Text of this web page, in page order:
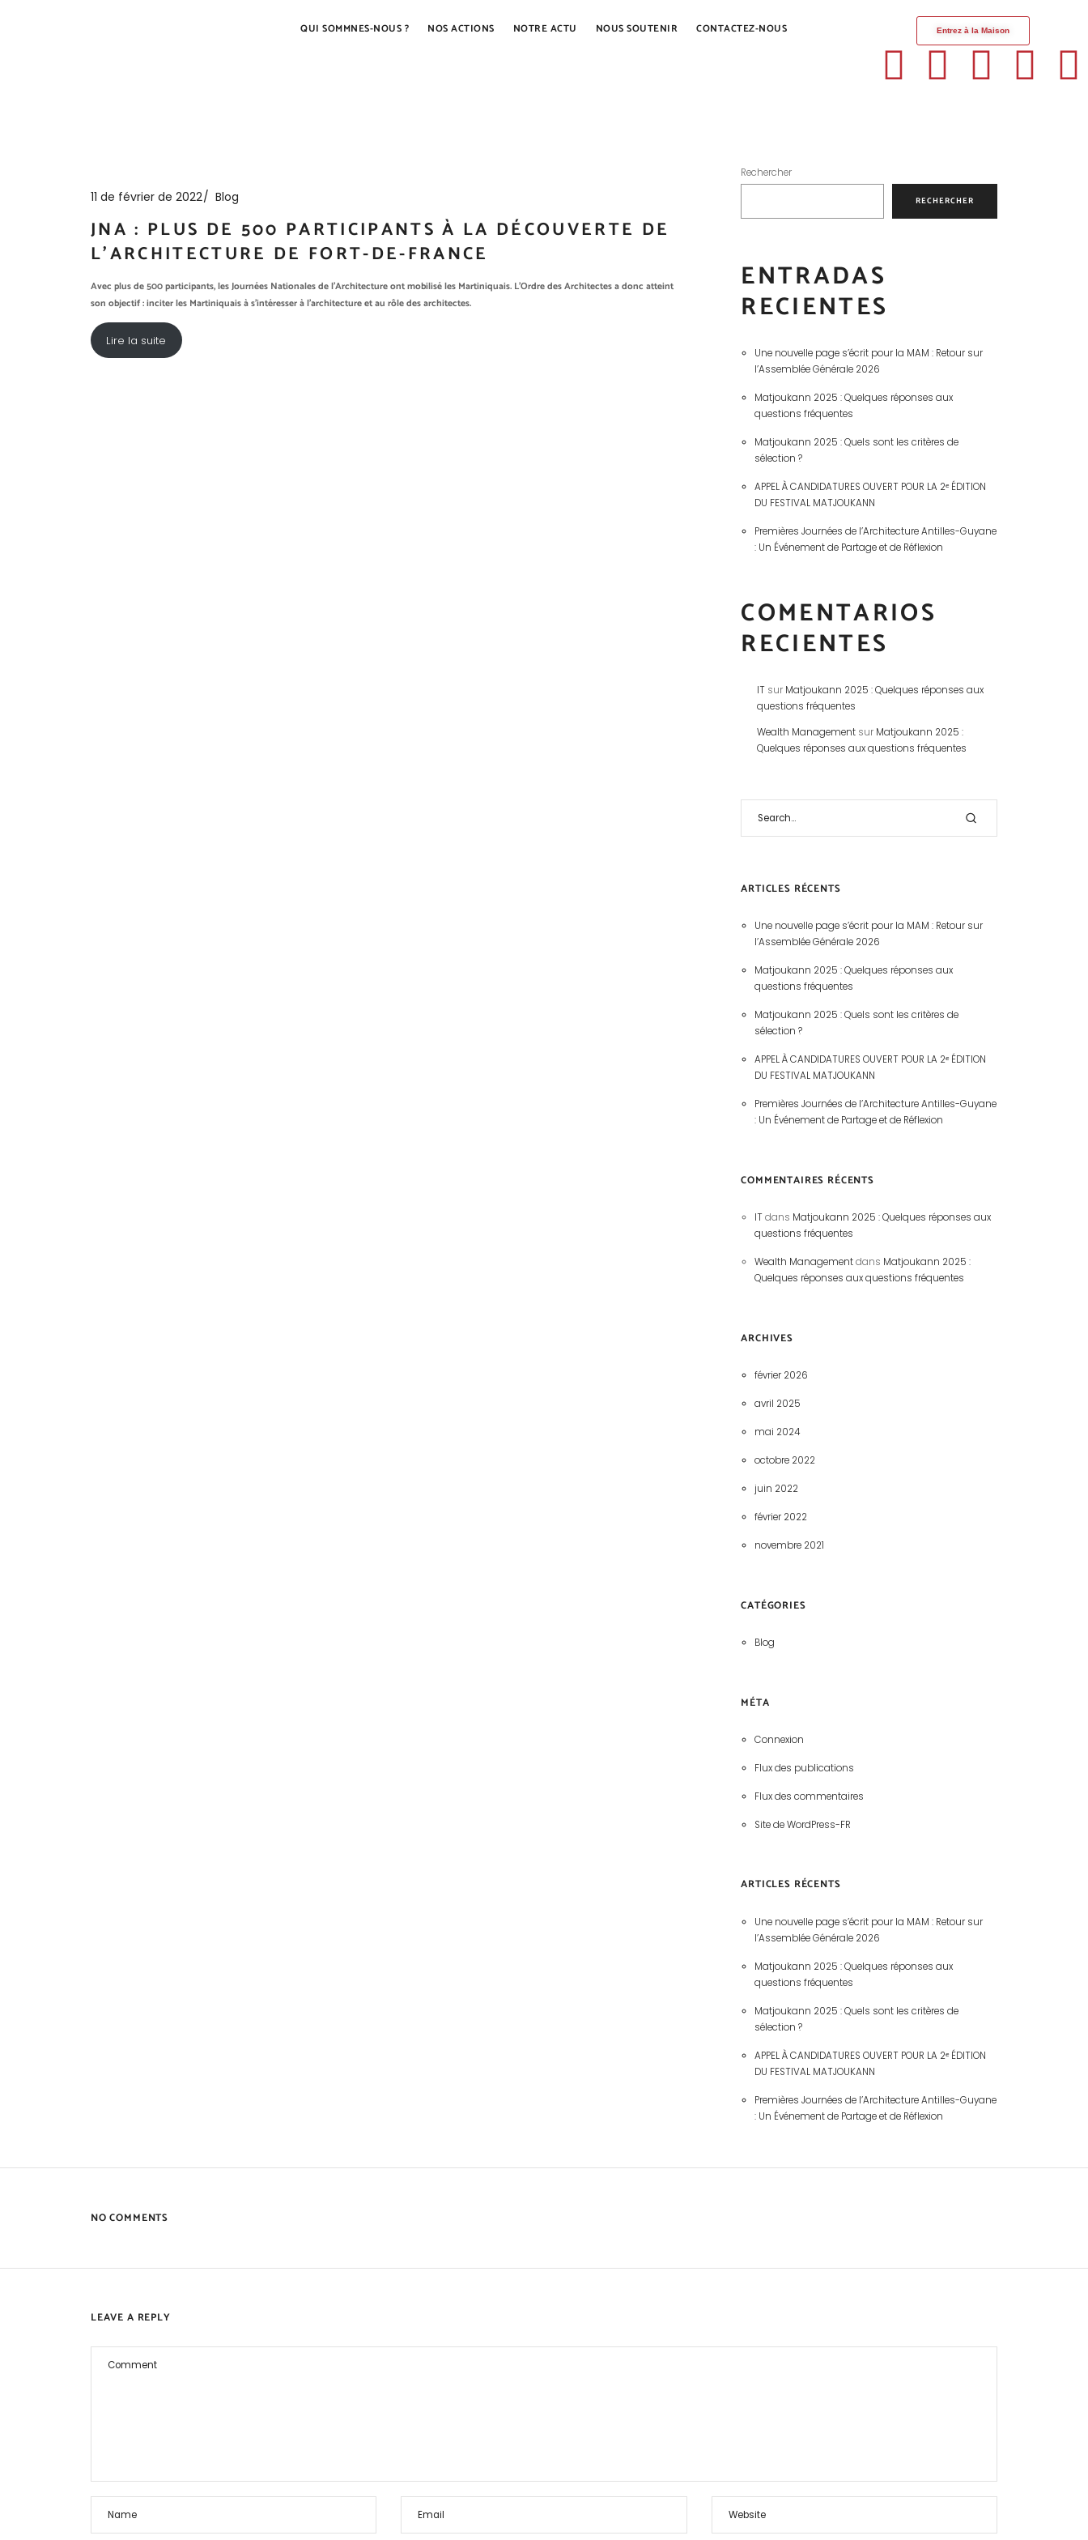
QUI SOMMNES-NOUS ? NOS ACTIONS NOTRE ACTU NOUS SOUTENIR CONTACTEZ-NOUS Entrez à la Maison
11 de février de 2022 Blog
JNA : PLUS DE 500 PARTICIPANTS À LA DÉCOUVERTE DE
L’ARCHITECTURE DE FORT-DE-FRANCE
Avec plus de 500 participants, les Journées Nationales de l’Architecture ont mobilisé les Martiniquais. L’Ordre des Architectes a donc atteint
son objectif : inciter les Martiniquais à s’intéresser à l’architecture et au rôle des architectes.
Lire la suite
Rechercher
RECHERCHER
ENTRADAS
RECIENTES
Une nouvelle page s’écrit pour la MAM : Retour sur
l’Assemblée Générale 2026
Matjoukann 2025 : Quelques réponses aux
questions fréquentes
Matjoukann 2025 : Quels sont les critères de
sélection ?
APPEL À CANDIDATURES OUVERT POUR LA 2ᵉ ÉDITION
DU FESTIVAL MATJOUKANN
Premières Journées de l’Architecture Antilles-Guyane
: Un Événement de Partage et de Réflexion
COMENTARIOS
RECIENTES
IT sur Matjoukann 2025 : Quelques réponses aux
questions fréquentes
Wealth Management sur Matjoukann 2025 :
Quelques réponses aux questions fréquentes
ARTICLES RÉCENTS
Une nouvelle page s’écrit pour la MAM : Retour sur
l’Assemblée Générale 2026
Matjoukann 2025 : Quelques réponses aux
questions fréquentes
Matjoukann 2025 : Quels sont les critères de
sélection ?
APPEL À CANDIDATURES OUVERT POUR LA 2ᵉ ÉDITION
DU FESTIVAL MATJOUKANN
Premières Journées de l’Architecture Antilles-Guyane
: Un Événement de Partage et de Réflexion
COMMENTAIRES RÉCENTS
ITdans Matjoukann 2025 : Quelques réponses aux
questions fréquentes
Wealth Managementdans Matjoukann 2025 :
Quelques réponses aux questions fréquentes
ARCHIVES
février 2026
avril 2025
mai 2024
octobre 2022
juin 2022
février 2022
novembre 2021
CATÉGORIES
Blog
MÉTA
Connexion
Flux des publications
Flux des commentaires
Site de WordPress-FR
ARTICLES RÉCENTS
Une nouvelle page s’écrit pour la MAM : Retour sur
l’Assemblée Générale 2026
Matjoukann 2025 : Quelques réponses aux
questions fréquentes
Matjoukann 2025 : Quels sont les critères de
sélection ?
APPEL À CANDIDATURES OUVERT POUR LA 2ᵉ ÉDITION
DU FESTIVAL MATJOUKANN
Premières Journées de l’Architecture Antilles-Guyane
: Un Événement de Partage et de Réflexion
NO COMMENTS
LEAVE A REPLY